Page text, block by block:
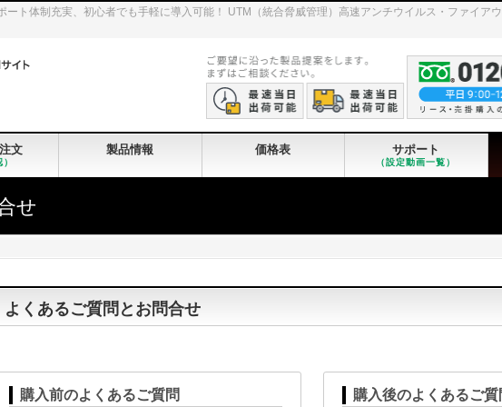
ト体制充実、初心者でも手軽に導入可能！ UTM（統合脅威管理）高速アンチウイルス・ファイア
文 製品情報 価格表 サポート
（設定動画一覧）
せ
よくあるご質問とお問合せ
購入前のよくあるご質問 購入後のよくあるご質